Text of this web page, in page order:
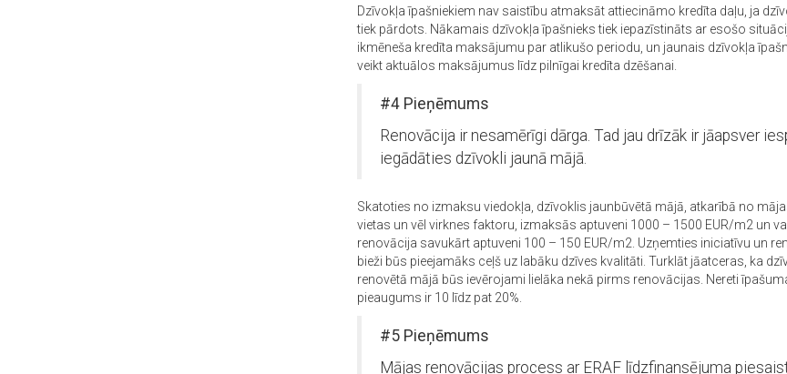
Dzīvokļa īpašniekiem nav saistību atmaksāt attiecināmo kredīta daļu, ja
tiek pārdots. Nākamais dzīvokļa īpašnieks tiek iepazīstināts ar esošo
ikmēneša kredīta maksājumu par atlikušo periodu, un jaunais dzīvokļa
veikt aktuālos maksājumus līdz pilnīgai kredīta dzēšanai.
#4 Pieņēmums
Renovācija ir nesamērīgi dārga. Tad jau drīzāk ir jāapsver
iegādāties dzīvokli jaunā mājā.
Skatoties no izmaksu viedokļa, dzīvoklis jaunbūvētā mājā, atkarībā no
vietas un vēl virknes faktoru, izmaksās aptuveni 1000 – 1500 EUR/m2 un
renovācija savukārt aptuveni 100 – 150 EUR/m2. Uzņemties iniciatīvu un
bieži būs pieejamāks ceļš uz labāku dzīves kvalitāti. Turklāt jāatceras, ka
renovētā mājā būs ievērojami lielāka nekā pirms renovācijas. Nereti
pieaugums ir 10 līdz pat 20%.
#5 Pieņēmums
Mājas renovācijas process ar ERAF līdzfinansējuma